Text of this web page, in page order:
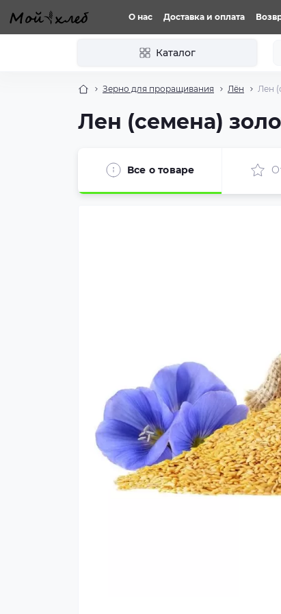
О нас Доставка и оплата
Каталог
Зерно для проращивания Лён Лен
Лен (семена)
Все о товаре